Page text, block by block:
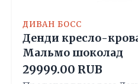
ДИВАН БОСС
Денди кресло-
Мальмо шоколад
29999.00 RUB